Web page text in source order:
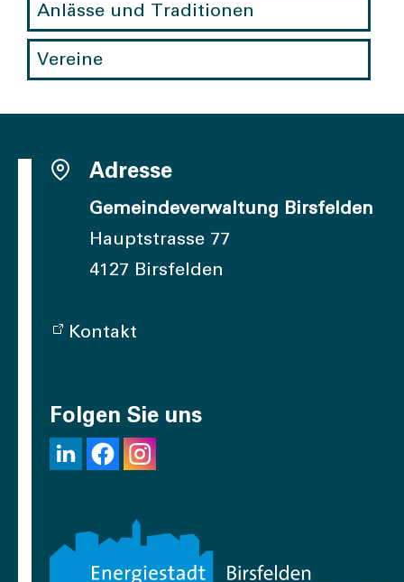
Anlässe und Traditionen
Vereine
Adresse
Gemeindeverwaltung Birsfelden
Hauptstrasse 77
4127 Birsfelden
Kontakt
Folgen Sie uns